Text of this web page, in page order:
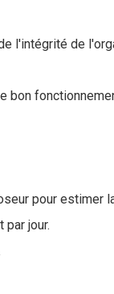
l'intégrité de
bon
pour estimer
par jour.